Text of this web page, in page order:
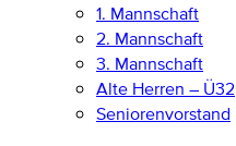
1. Mannschaft
2. Mannschaft
3. Mannschaft
Alte Herren – Ü32
Seniorenvorstand